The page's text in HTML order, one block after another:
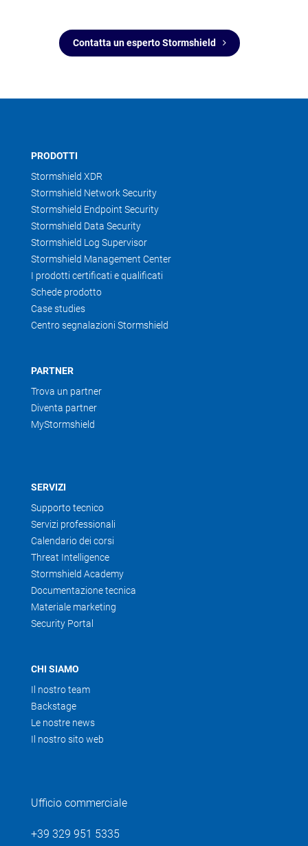
Contatta un esperto Stormshield
PRODOTTI
Stormshield XDR
Stormshield Network Security
Stormshield Endpoint Security
Stormshield Data Security
Stormshield Log Supervisor
Stormshield Management Center
I prodotti certificati e qualificati
Schede prodotto
Case studies
Centro segnalazioni Stormshield
PARTNER
Trova un partner
Diventa partner
MyStormshield
SERVIZI
Supporto tecnico
Servizi professionali
Calendario dei corsi
Threat Intelligence
Stormshield Academy
Documentazione tecnica
Materiale marketing
Security Portal
CHI SIAMO
Il nostro team
Backstage
Le nostre news
Il nostro sito web
Ufficio commerciale
+39 329 951 5335